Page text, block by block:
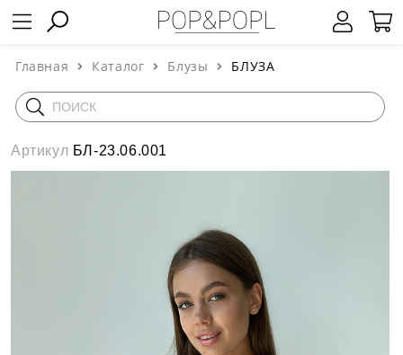
Главная Каталог Блузы БЛУЗА
Артикул БЛ-23.06.001